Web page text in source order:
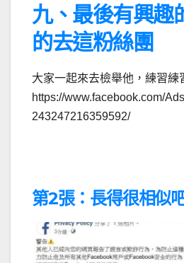
九、最後有興趣
的去這粉絲團
大家一起來去檢舉他，練習練
https://www.facebook.com/
243247216359592/
第2張：長得很相似